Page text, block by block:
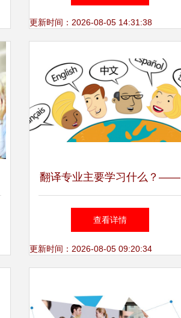
软件设计服务
更新时间：2026-08-05 14:31:38
翻译专业主要学习什么？——
揭开翻译服务的核心技能与职
责
查看详情
更新时间：2026-08-05 09:20:34